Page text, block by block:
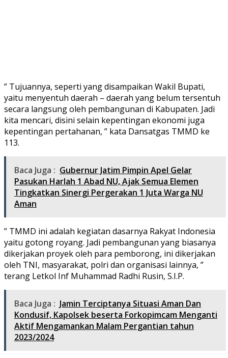
” Tujuannya, seperti yang disampaikan Wakil Bupati,
yaitu menyentuh daerah – daerah yang belum tersentuh
secara langsung oleh pembangunan di Kabupaten. Jadi
kita mencari, disini selain kepentingan ekonomi juga
kepentingan pertahanan, ” kata Dansatgas TMMD ke
113.
Baca Juga : Gubernur Jatim Pimpin Apel Gelar
Pasukan Harlah 1 Abad NU, Ajak Semua Elemen
Tingkatkan Sinergi Pergerakan 1 Juta Warga NU
Aman
” TMMD ini adalah kegiatan dasarnya Rakyat Indonesia
yaitu gotong royang. Jadi pembangunan yang biasanya
dikerjakan proyek oleh para pemborong, ini dikerjakan
oleh TNI, masyarakat, polri dan organisasi lainnya, ”
terang Letkol Inf Muhammad Radhi Rusin, S.I.P.
Baca Juga : Jamin Terciptanya Situasi Aman Dan
Kondusif, Kapolsek beserta Forkopimcam Menganti
Aktif Mengamankan Malam Pergantian tahun
2023/2024